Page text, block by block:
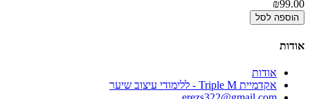
₪99.00
הוספה לסל
אודות
אודות
אקדמיית Triple M - ללימודי עיצוב שיער